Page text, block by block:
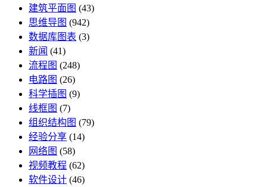
建筑平面图 (43)
思维导图 (942)
数据库图表 (3)
新闻 (41)
流程图 (248)
电路图 (26)
科学插图 (9)
线框图 (7)
组织结构图 (79)
经验分享 (14)
网络图 (58)
视频教程 (62)
软件设计 (46)